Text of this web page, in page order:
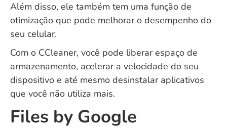
Além disso, ele também tem uma função de
otimização que pode melhorar o desempenho do
seu celular.
Com o CCleaner, você pode liberar espaço de
armazenamento, acelerar a velocidade do seu
dispositivo e até mesmo desinstalar aplicativos
que você não utiliza mais.
Files by Google